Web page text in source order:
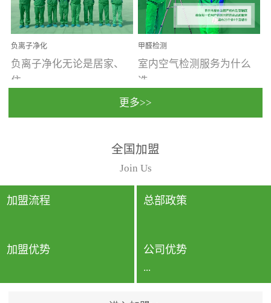
通风缓慢的空间最易滋生
大量霉菌的...
配件、皮具、装饰多，这
些都是汽...
负离子净化
负离子净化无论是居家、
住...
动，人类长时间停留的室
内空间都有整体消毒的需
要。因为空间内人流携带
的、空气...
甲醛检测
室内空气检测服务为什么
选...
行国家规定的标准检测方
法，空气采样量准确，检
测结果可靠，远胜于其他
检测...
更多>>
全国加盟
Join Us
加盟流程 总部政策
加盟优势 公司优势
...